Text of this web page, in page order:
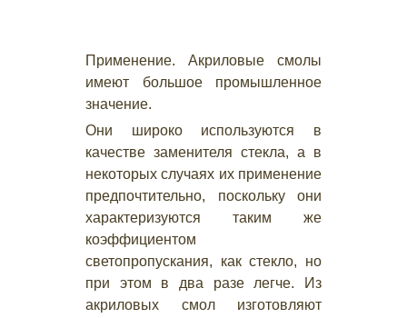
Применение. Акриловые смолы
имеют большое промышленное
значение.
Они широко используются в
качестве заменителя стекла, а в
некоторых случаях их применение
предпочтительно, поскольку они
характеризуются таким же
коэффициентом
светопропускания, как стекло, но
при этом в два разе легче. Из
акриловых смол изготовляют